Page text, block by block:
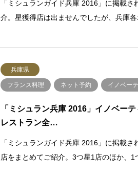
「ミシュランガイド兵庫 2016」に掲載
介。星獲得店は出ませんでしたが、兵庫
兵庫県
フランス料理 ネット予約 イノベー
「ミシュラン兵庫 2016」イノベー
レストラン全…
「ミシュランガイド兵庫 2016」に掲載
店をまとめてご紹介。3つ星1店のほか、1